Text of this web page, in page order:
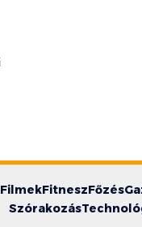
FilmekFitneszFőzés
Szórakozás